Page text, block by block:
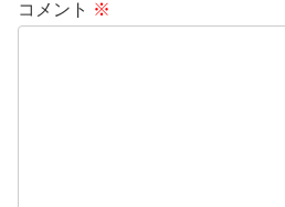
コメント ※